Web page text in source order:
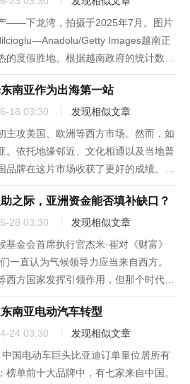
——下龙湾，拍摄于2025年7月。图片
Getty Images越南正
的度假胜地。根据越南政府的统计数
人次国际游客到访越南，同比增长
南亚作为出海第一站
18 03:30
发现相似文章
主攻美国、欧洲等西方市场。然而，如
。依托地缘邻近、文化相通以及当地普
牌在这片市场收获了更好的成绩。图
STUDIO VIA GETTY IMAGES
后，众多...
之际，亚洲资金能否填补缺口？
28 03:30
发现相似文章
金会首席执行官杰米·崔对《财富》
一直认为气候领导力应当来自西方。
方国家发挥引领作用，但那个时代早
WILLIAMS VIA GETTY IMAGES
更加关注气候变化，...
南亚电动汽车转型
24 03:30
发现相似文章
国电动车巨头比亚迪订单量位居所有
单前十大品牌中，有七家来自中国。